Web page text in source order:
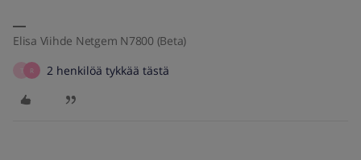
Elisa Viihde Netgem N7800 (Beta)
R 2 henkilöä tykkää tästä